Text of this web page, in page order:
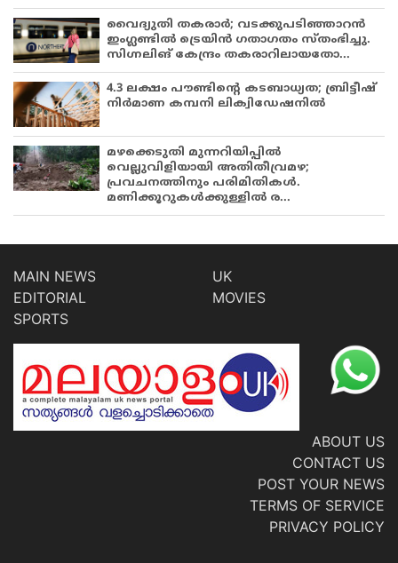
വൈദ്യുതി തകരാർ; വടക്കുപടിഞ്ഞാറൻ
ഇംഗ്ലണ്ടിൽ ട്രെയിൻ ഗതാഗതം സ്തംഭിച്ചു.
സിഗ്നലിങ് കേന്ദ്രം തകരാറിലായതോ...
4.3 ലക്ഷം പൗണ്ടിന്റെ കടബാധ്യത; ബ്രിട്ടീഷ്
നിർമാണ കമ്പനി ലിക്വിഡേഷനിൽ
മഴക്കെടുതി മുന്നറിയിപ്പിൽ
വെല്ലുവിളിയായി അതിതീവ്രമഴ;
പ്രവചനത്തിനും പരിമിതികൾ.
മണിക്കൂറുകൾക്കുള്ളിൽ ര...
MAIN NEWS
EDITORIAL
SPORTS
UK
MOVIES
ABOUT US
CONTACT US
POST YOUR NEWS
TERMS OF SERVICE
PRIVACY POLICY